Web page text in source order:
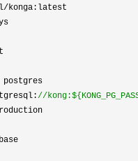
/konga:latest
postgres
//